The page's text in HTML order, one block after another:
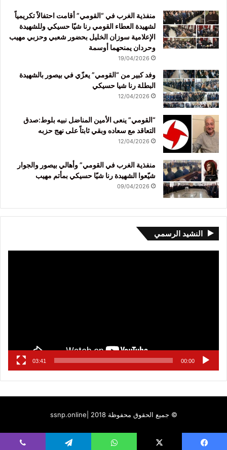
منفذية الغرب في “القومي” أقامت احتفالاً تكريمياً
لشهيدة العطاء القومي رنا شيّا حسيكي وللشهيدة
الإعلامية سوزان الخليل بحضور شعبي وحزبي مهيب
وحردان يمنحهما أوسمة
19/04/2026
وفد كبير من “القومي” يعزّي في بيصور بالشهيدة
البطلة رنا شيا حسيكي
12/04/2026
“القومي” ينعى الأمين المناضل نبيه بلوط:صدق
التعاقد مع سعاده وبقي ثابتاً على نهج حزبه
12/04/2026
منفذية الغرب في القومي” وأهالي بيصور والجوار
شيّعوا الشهيدة رنا شيّا حسيكي بمأتم مهيب
09/04/2026
النشيد الرسمي
00:00
03:41
© جميع الحقوق محفوظة 2018 | ssnp.online